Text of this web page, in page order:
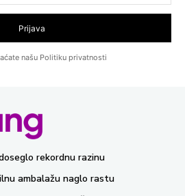
Prijava
našu Politiku privatnosti
rekordnu razinu
ambalažu naglo rastu